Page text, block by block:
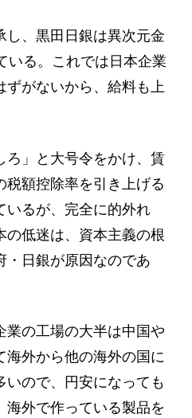
、黒田日銀は異次元金
いる。これでは日本企業
ずがないから、給料も上
」と大号令をかけ、賃
税額控除率を引き上げる
いるが、完全に的外れ
の低迷は、資本主義の根
・日銀が原因なのであ
の工場の大半は中国や
海外から他の海外の国に
いので、円安になっても
海外で作っている製品を